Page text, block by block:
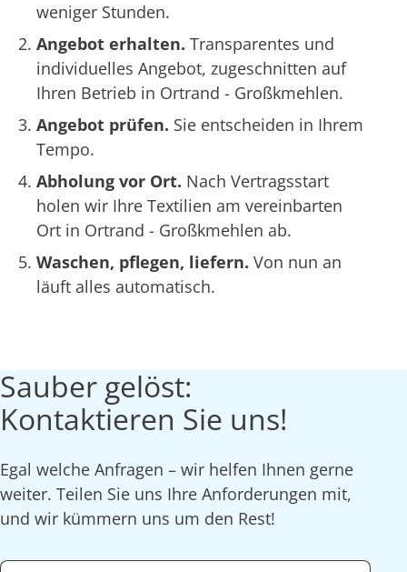
weniger Stunden.
Angebot erhalten. Transparentes und
individuelles Angebot, zugeschnitten auf
Ihren Betrieb in Ortrand - Großkmehlen.
Angebot prüfen. Sie entscheiden in Ihrem
Tempo.
Abholung vor Ort. Nach Vertragsstart
holen wir Ihre Textilien am vereinbarten
Ort in Ortrand - Großkmehlen ab.
Waschen, pflegen, liefern. Von nun an
läuft alles automatisch.
Sauber gelöst:
Kontaktieren Sie uns!
Egal welche Anfragen – wir helfen Ihnen gerne
weiter. Teilen Sie uns Ihre Anforderungen mit,
und wir kümmern uns um den Rest!